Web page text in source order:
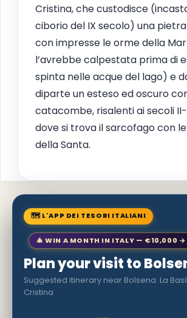
Cristina, che custodisce
ciborio del IX secolo) una
con impresse le orme della
l’avrebbe calpestata prima di
spinta nelle acque del lago) e
diparte un esteso ed oscuro
catacombe, risalenti ai secoli II-
dove si trova il sarcofago con
della Santa.
🗺 L'APP DEI TESORI ITALIANI
🎄 WIN A MONTH IN ITALY — €10,000 →
Plan your visit to
Suggested itinerary near Bolsena: La
Cristina